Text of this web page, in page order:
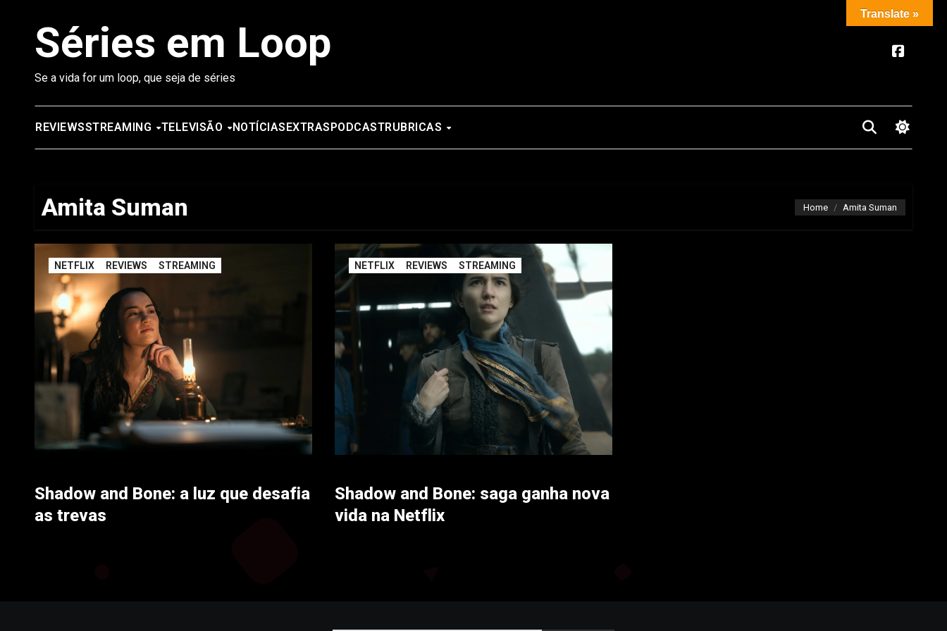
Séries em Loop
Se a vida for um loop, que seja de séries
REVIEWSSTREAMING TELEVISÃO NOTÍCIASEXTRASPODCASTRUBRICAS
Amita Suman Home Amita Suman
NETFLIX REVIEWS STREAMING
Shadow and Bone: a luz que desafia
as trevas
NETFLIX REVIEWS STREAMING
Shadow and Bone: saga ganha nova
vida na Netflix
Translate »